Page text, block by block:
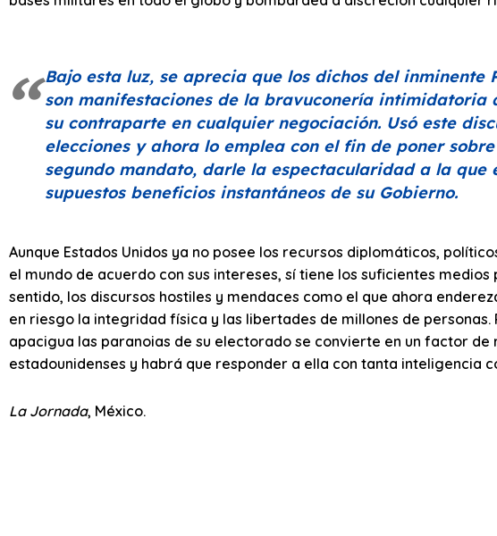
Bajo esta luz, se aprecia que los dichos del inminente
son manifestaciones de la bravuconería
su contraparte en cualquier negociación. Usó este
elecciones y ahora lo emplea con el fin de poner
segundo mandato, darle la espectacularidad a la que
supuestos beneficios instantáneos de su Gobierno.
Aunque Estados Unidos ya no posee los recursos diplomáticos,
el mundo de acuerdo con sus intereses, sí tiene los suficientes
sentido, los discursos hostiles y mendaces como el que ahora
en riesgo la integridad física y las libertades de millones de
apacigua las paranoias de su electorado se convierte en un factor
estadounidenses y habrá que responder a ella con tanta inteligencia
La Jornada, México.